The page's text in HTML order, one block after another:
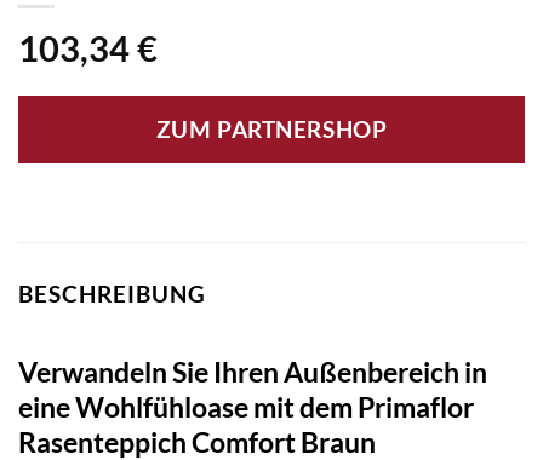
103,34€
ZUM PARTNERSHOP
BESCHREIBUNG
Verwandeln Sie Ihren Außenbereich in
eine Wohlfühloase mit dem Primaflor
Rasenteppich Comfort Braun